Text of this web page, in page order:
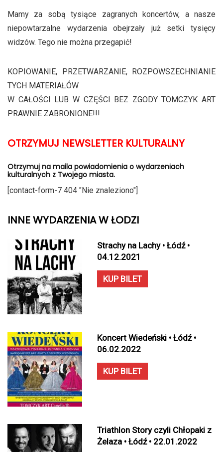
Mamy za sobą tysiące zagranych koncertów, a nasze
niepowtarzalne wydarzenia obejrzały już setki tysięcy
widzów. Tego nie można przegapić!
KOPIOWANIE, PRZETWARZANIE, ROZPOWSZECHNIANIE
TYCH MATERIAŁÓW
W CAŁOŚCI LUB W CZĘŚCI BEZ ZGODY TOMCZYK ART
PRAWNIE ZABRONIONE!!!
OTRZYMUJ NEWSLETTER KULTURALNY
Otrzymuj na maila powiadomienia o wydarzeniach
kulturalnych z Twojego miasta.
[contact-form-7 404 "Nie znaleziono"]
INNE WYDARZENIA W ŁODZI
Strachy na Lachy • Łódź •
04.12.2021
KUP BILET
Koncert Wiedeński • Łódź •
06.02.2022
KUP BILET
Triathlon Story czyli Chłopaki z
Żelaza • Łódź • 22.01.2022